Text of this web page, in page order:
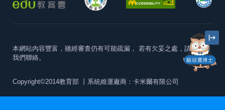
貓頭鷹博士
本網站內容豐富，雖經審查仍有可能疏漏， 若有欠妥之處，請隨時與
我們聯絡。
Copyright©2014教育部 丨系統維運廠商：卡米爾有限公司